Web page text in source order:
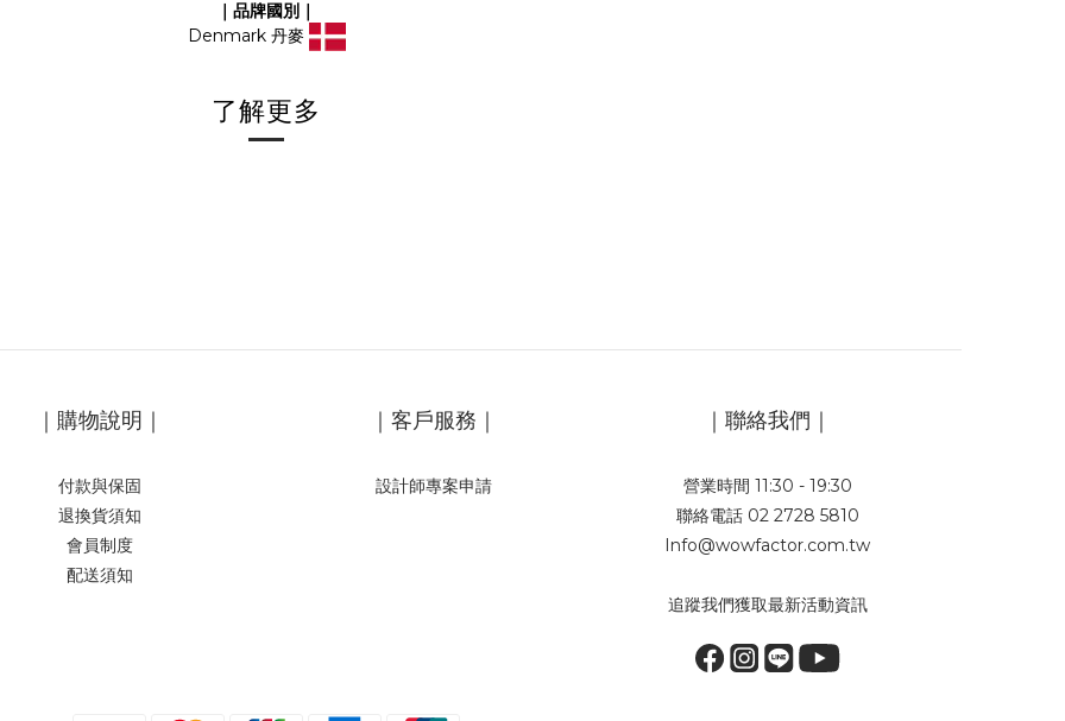
｜品牌國別｜
Denmark 丹麥
了解更多
｜購物說明｜
付款與保固
退換貨須知
會員制度
配送須知
｜客戶服務｜
設計師專案申請
｜聯絡我們｜
營業時間 11:30 - 19:30
聯絡電話 02 2728 5810
Info@wowfactor.com.tw
追蹤我們獲取最新活動資訊